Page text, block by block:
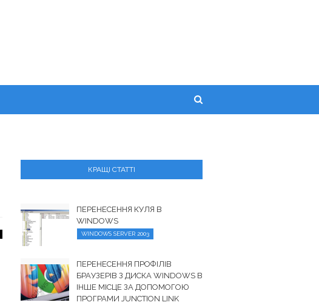
КРАЩІ СТАТТІ
ПЕРЕНЕСЕННЯ КУЛЯ В
WINDOWS
WINDOWS SERVER 2003
ПЕРЕНЕСЕННЯ ПРОФІЛІВ
БРАУЗЕРІВ З ДИСКА WINDOWS В
ІНШЕ МІСЦЕ ЗА ДОПОМОГОЮ
ПРОГРАМИ JUNCTION LINK